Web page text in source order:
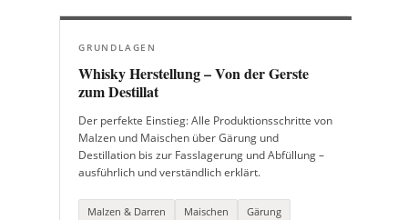
GRUNDLAGEN
Whisky Herstellung – Von der Gerste
zum Destillat
Der perfekte Einstieg: Alle Produktionsschritte von
Malzen und Maischen über Gärung und
Destillation bis zur Fasslagerung und Abfüllung –
ausführlich und verständlich erklärt.
Malzen & Darren Maischen
Gärung